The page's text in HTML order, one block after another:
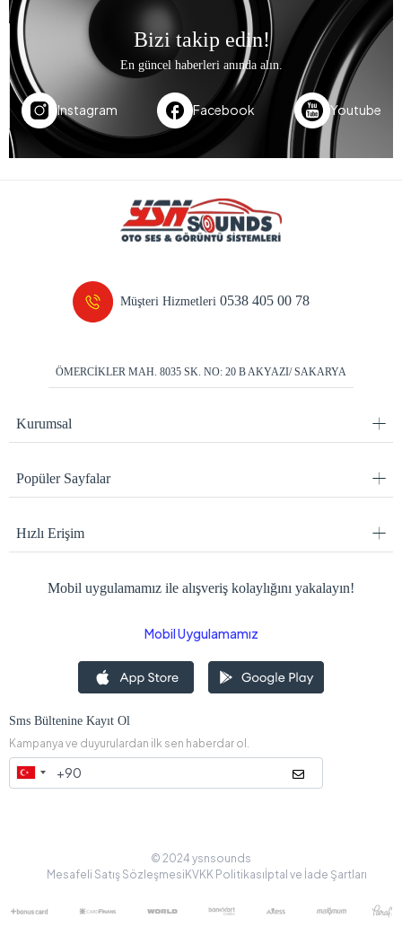
Bizi takip edin!
En güncel haberleri anında alın.
Instagram Facebook Youtube
Müşteri Hizmetleri0538 405 00 78
ÖMERCİKLER MAH. 8035 SK. NO: 20 B AKYAZI/ SAKARYA
Kurumsal
Popüler Sayfalar
Hızlı Erişim
Mobil uygulamamız ile alışveriş kolaylığını yakalayın!
Mobil Uygulamamız
Sms Bültenine Kayıt Ol
Kampanya ve duyurulardan ilk sen haberdar ol.
© 2024 ysnsounds
Mesafeli Satış Sözleşmesi KVKK Politikasıİptal ve İade Şartları